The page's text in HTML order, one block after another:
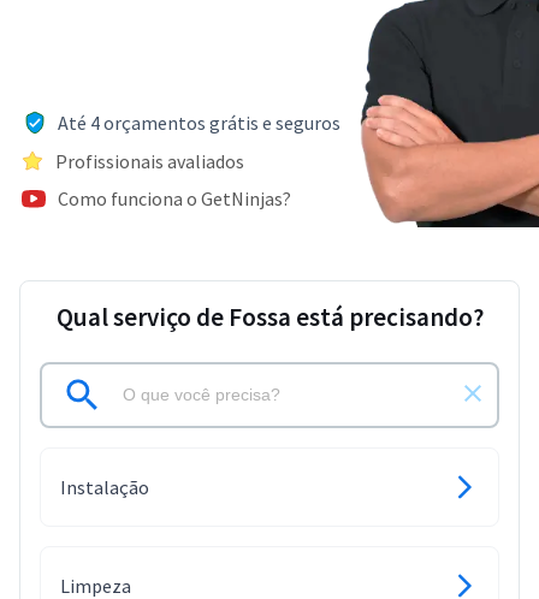
Até 4 orçamentos grátis e seguros
Profissionais avaliados
Como funciona o GetNinjas?
Qual serviço de Fossa está precisando?
Instalação
Limpeza